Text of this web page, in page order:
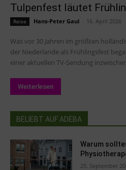
Tulpenfest läutet
Reise Hans-Peter Gaul 16. April 2026
Was vor 30 Jahren im größten
der Niederlande als Frühlingsfest
einer aktuellen TV-Sendung
Weiterlesen
BELIEBT AUF ADEBA
Warum
25. September